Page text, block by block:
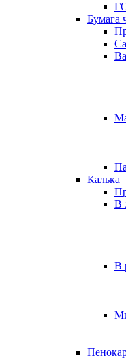
Бумага
Калька
В
В